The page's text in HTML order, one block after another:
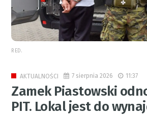
RED.
AKTUALNOŚCI 7 sierpnia 2026 11:37
Zamek Piastowski
PIT. Lokal jest do